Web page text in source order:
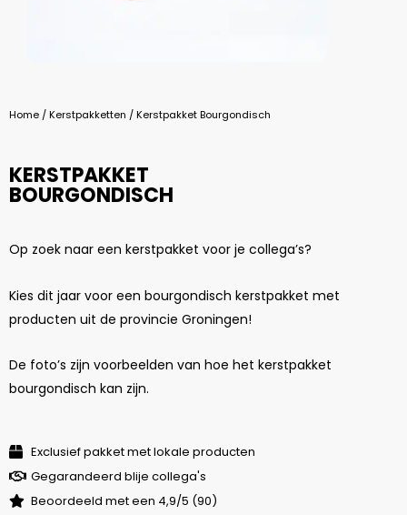
Home /Kerstpakketten / Kerstpakket Bourgondisch
KERSTPAKKET
BOURGONDISCH
Op zoek naar een kerstpakket voor je collega’s?
Kies dit jaar voor een bourgondisch kerstpakket met
producten uit de provincie Groningen!
De foto’s zijn voorbeelden van hoe het kerstpakket
bourgondisch kan zijn.
Exclusief pakket met lokale producten
Gegarandeerd blije collega's
Beoordeeld met een 4,9/5 (90)